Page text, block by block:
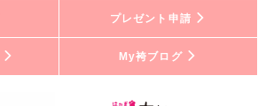
プレゼント申請
My袴ブログ